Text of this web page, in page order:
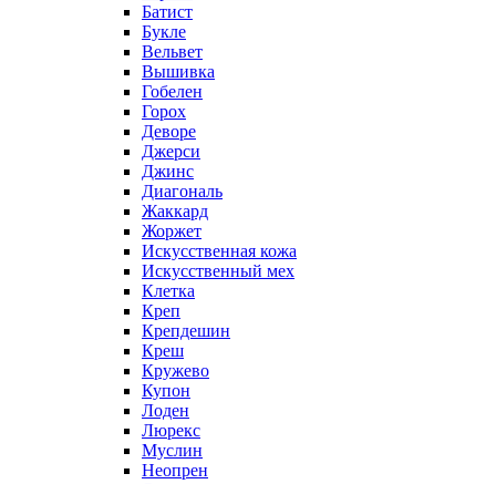
Батист
Букле
Вельвет
Вышивка
Гобелен
Горох
Деворе
Джерси
Джинс
Диагональ
Жаккард
Жоржет
Искусственная кожа
Искусственный мех
Клетка
Креп
Крепдешин
Креш
Кружево
Купон
Лоден
Люрекс
Муслин
Неопрен